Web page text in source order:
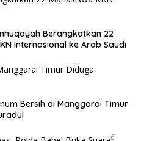
Berangkatkan 22
Internasional ke Arab Saudi
Bersih di Manggarai Timur
6